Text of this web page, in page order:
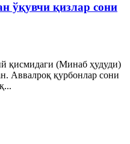
ўқувчи қизлар сони
қисмидаги (Минаб ҳудуди)
Аввалроқ қурбонлар сони